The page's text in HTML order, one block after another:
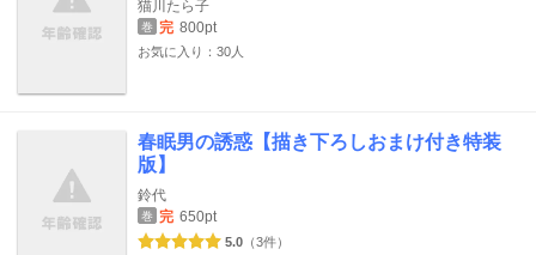
猫川たら子
巻 完 800pt
お気に入り：30人
春眠男の誘惑【描き下ろしおまけ付き特装
版】
鈴代
巻 完 650pt
5.0 （3件）